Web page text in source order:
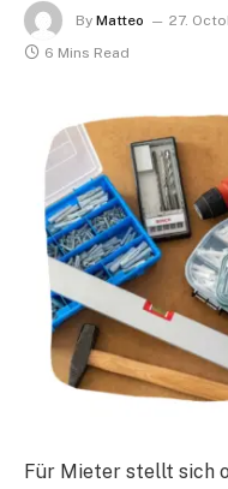
By Matteo 27.
6 Mins Read
Für Mieter stellt sich